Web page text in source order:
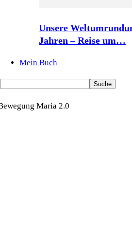
Unsere
Jahren – Reise um…
Mein Buch